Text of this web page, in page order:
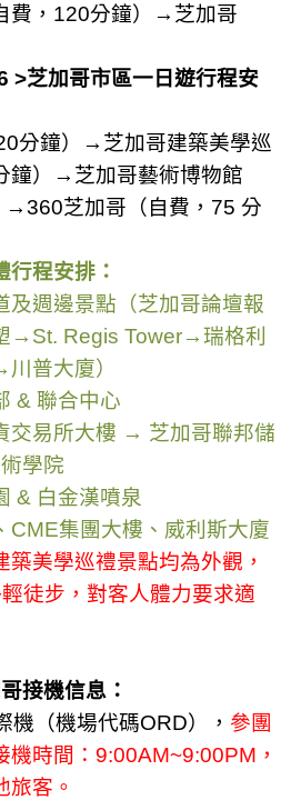
， 120分鐘）→芝加哥
>芝加哥市區一日遊行程安
分鐘）→芝加哥建築美學巡
鐘）→芝加哥藝術博物館
→360芝加哥（自費， 75 分
行程安排：
及週邊景點（芝加哥論壇報
→ St. Regis Tower→瑞格利
普大廈）
& 聯合中心
交易所大樓 → 芝加哥聯邦儲
學院
& 白金漢噴泉
CME集團大樓、威利斯大廈
美學巡禮景點均為外觀，
輕徒步，對客人體力要求適
接機信息：
機（機場代碼ORD）， 參團
時間： 9:00AM~9:00PM ，
旅客。